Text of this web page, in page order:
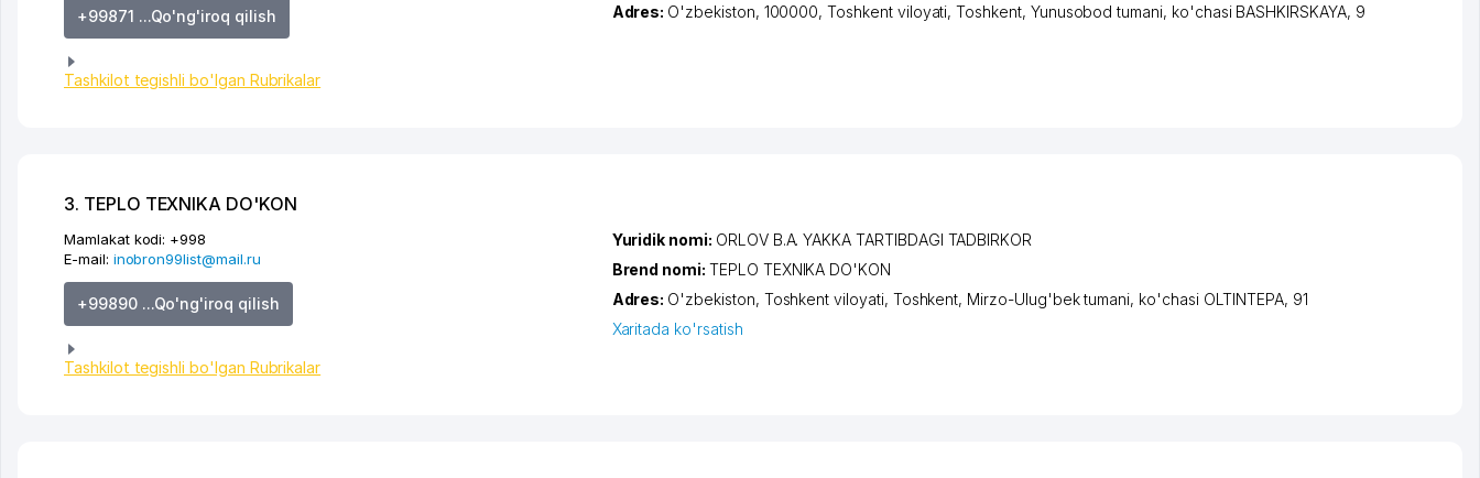
+99871 ...Qo'ng'iroq qilish
Tashkilot tegishli bo'lgan Rubrikalar
Adres: O'zbekiston, 100000,Toshkent viloyati,Toshkent, Yunusobod tumani, ko'chasi BASHKIRSKAYA, 9
3. TEPLO TEXNIKA DO'KON
Mamlakat kodi: +998
E-mail: inobron99list@mail.ru
+99890 ...Qo'ng'iroq qilish
Tashkilot tegishli bo'lgan Rubrikalar
Yuridik nomi: ORLOV B.A. YAKKA TARTIBDAGI TADBIRKOR
Brend nomi: TEPLO TEXNIKA DO'KON
Adres: O'zbekiston, Toshkent viloyati, Toshkent, Mirzo-Ulug'bek tumani, ko'chasi OLTINTEPA, 91
Xaritada ko'rsatish